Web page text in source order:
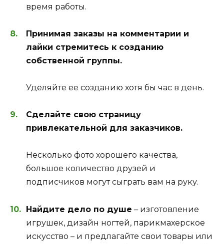
время работы.
Принимая заказы на комментарии и
лайки стремитесь к созданию
собственной группы.
Уделяйте ее созданию хотя бы час в день.
Сделайте свою страницу
привлекательной для заказчиков.
Несколько фото хорошего качества,
большое количество друзей и
подписчиков могут сыграть вам на руку.
Найдите дело по душе – изготовление
игрушек, дизайн ногтей, парикмахерское
искусство – и предлагайте свои товары или